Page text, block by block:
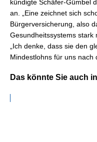
kündigte Schäfer-Gümbel
an. „Eine zeichnet sich
Bürgerversicherung, also
Gesundheitssystems stark
„Ich denke, dass sie den
Mindestlohns für uns nach
Das könnte Sie auch